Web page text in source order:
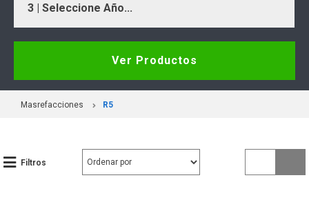
3 | Seleccione Año...
Ver Productos
Masrefacciones R5
Filtros